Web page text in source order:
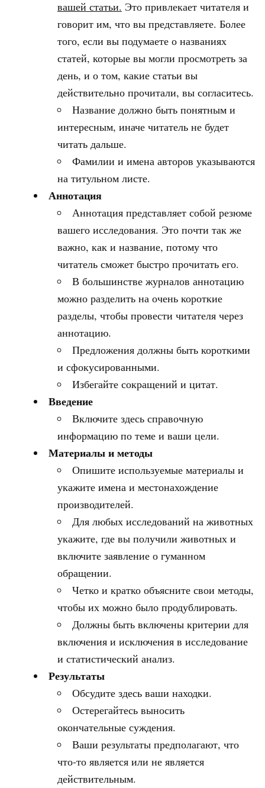
вашей статьи. Это привлекает читателя и
говорит им, что вы представляете. Более
того, если вы подумаете о названиях
статей, которые вы могли просмотреть за
день, и о том, какие статьи вы
действительно прочитали, вы согласитесь.
Название должно быть понятным и
интересным, иначе читатель не будет
читать дальше.
Фамилии и имена авторов указываются
на титульном листе.
Аннотация
Аннотация представляет собой резюме
вашего исследования. Это почти так же
важно, как и название, потому что
читатель сможет быстро прочитать его.
В большинстве журналов аннотацию
можно разделить на очень короткие
разделы, чтобы провести читателя через
аннотацию.
Предложения должны быть короткими
и сфокусированными.
Избегайте сокращений и цитат.
Введение
Включите здесь справочную
информацию по теме и ваши цели.
Материалы и методы
Опишите используемые материалы и
укажите имена и местонахождение
производителей.
Для любых исследований на животных
укажите, где вы получили животных и
включите заявление о гуманном
обращении.
Четко и кратко объясните свои методы,
чтобы их можно было продублировать.
Должны быть включены критерии для
включения и исключения в исследование
и статистический анализ.
Результаты
Обсудите здесь ваши находки.
Остерегайтесь выносить
окончательные суждения.
Ваши результаты предполагают, что
что-то является или не является
действительным.